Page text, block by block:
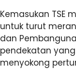
Kemasukan TSE
untuk turut
dan
pendekatan
menyokong